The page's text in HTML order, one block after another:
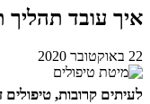
איך עובד תהליך
22 באוקטובר 2020
לעיתים קרובות,